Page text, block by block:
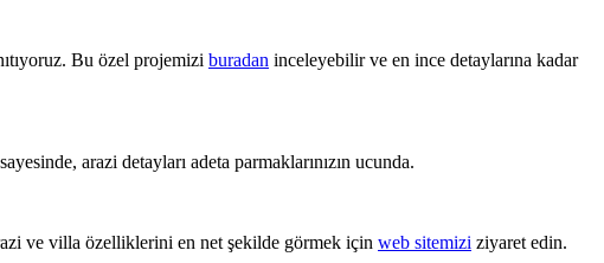
Bu özel projemizi buradan inceleyebilir ve en ince detaylarına kadar
arazi detayları adeta parmaklarınızın ucunda.
ve villa özelliklerini en net şekilde görmek için web sitemizi ziyaret edin.